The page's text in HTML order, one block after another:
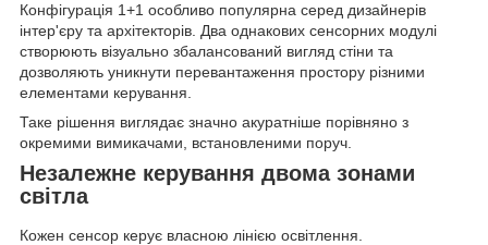
Конфігурація 1+1 особливо популярна серед дизайнерів
інтер'єру та архітекторів. Два однакових сенсорних модулі
створюють візуально збалансований вигляд стіни та
дозволяють уникнути перевантаження простору різними
елементами керування.
Таке рішення виглядає значно акуратніше порівняно з
окремими вимикачами, встановленими поруч.
Незалежне керування двома зонами
світла
Кожен сенсор керує власною лінією освітлення.